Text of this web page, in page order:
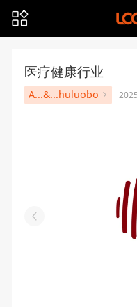
医疗健康行业
A...&...huluobo